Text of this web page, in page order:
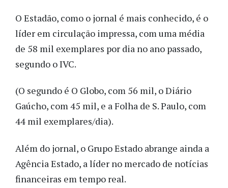
O Estadão, como o jornal é mais conhecido, é o
líder em circulação impressa, com uma média
de 58 mil exemplares por dia no ano passado,
segundo o IVC.
(O segundo é O Globo, com 56 mil, o Diário
Gaúcho, com 45 mil, e a Folha de S. Paulo, com
44 mil exemplares/dia).
Além do jornal, o Grupo Estado abrange ainda a
Agência Estado, a líder no mercado de notícias
financeiras em tempo real.